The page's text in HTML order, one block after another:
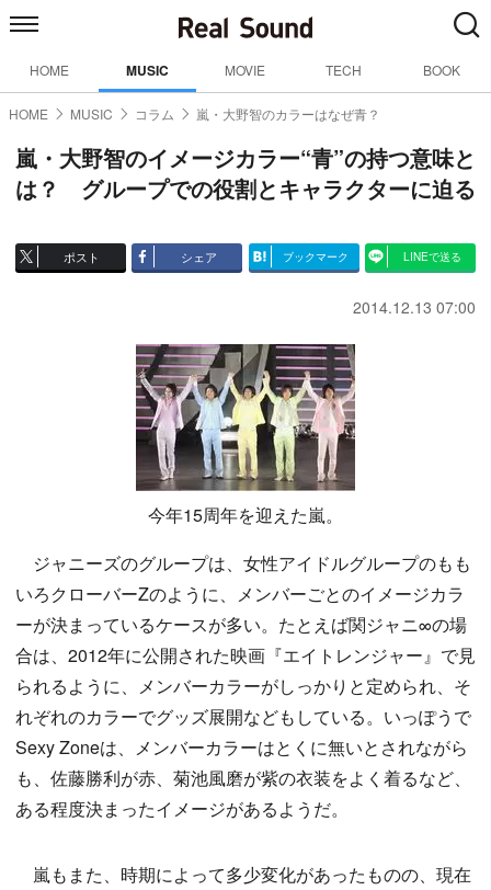
HOME MUSIC MOVIE TECH BOOK
HOME MUSIC コラム 嵐・大野智のカラーはなぜ青？
嵐・大野智のイメージカラー“青”の持つ意味と
は？ グループでの役割とキャラクターに迫る
ポスト シェア ブックマーク LINEで送る
2014.12.13 07:00
今年15周年を迎えた嵐。
ジャニーズのグループは、女性アイドルグループのもも
いろクローバーZのように、メンバーごとのイメージカラ
ーが決まっているケースが多い。たとえば関ジャニ∞の場
合は、2012年に公開された映画『エイトレンジャー』で見
られるように、メンバーカラーがしっかりと定められ、そ
れぞれのカラーでグッズ展開などもしている。いっぽうで
Sexy Zoneは、メンバーカラーはとくに無いとされながら
も、佐藤勝利が赤、菊池風磨が紫の衣装をよく着るなど、
ある程度決まったイメージがあるようだ。
嵐もまた、時期によって多少変化があったものの、現在